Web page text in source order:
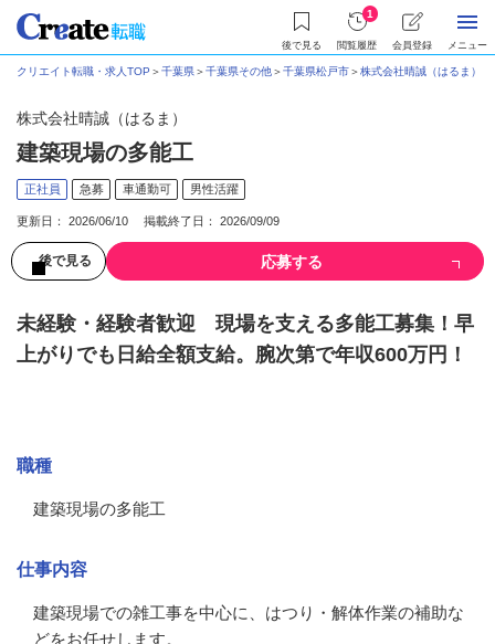
後で見る
1
閲覧履歴 会員登録 メニュー
クリエイト転職・求人TOP ＞千葉県＞千葉県その他＞千葉県松戸市＞株式会社晴誠（はるま）
株式会社晴誠（はるま）
建築現場の多能工
正社員 急募 車通勤可 男性活躍
更新日： 2026/06/10 掲載終了日： 2026/09/09
後で見る 応募する
未経験・経験者歓迎 現場を支える多能工募集！早
上がりでも日給全額支給。腕次第で年収600万円！
職種
建築現場の多能工
仕事内容
建築現場での雑工事を中心に、はつり・解体作業の補助な
どをお任せします。